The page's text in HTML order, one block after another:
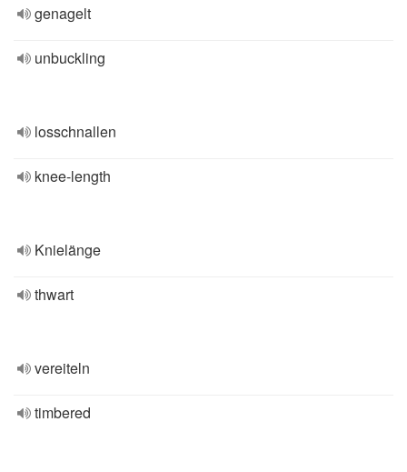
genagelt
unbuckling
losschnallen
knee-length
Knielänge
thwart
vereiteln
timbered